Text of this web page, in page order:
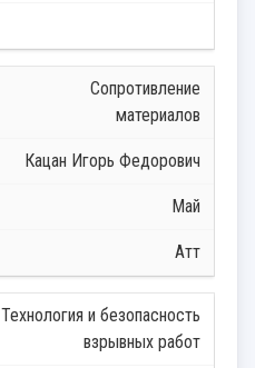
Сопротивление
материалов
Кацан Игорь Федорович
Май
Атт
Технология и безопасность
взрывных работ